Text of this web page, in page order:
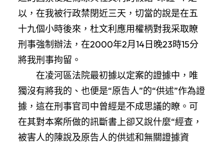
以，在我被行政禁閉近三天，切當的說是在五
十九個小時後來，杜文利應用權柄對我采取瞭
刑事強制辦法，在2000年2月14日晚23時15分
將我刑事拘留。
在凌河區法院最初據以定案的證據中，唯
獨沒有將我的、也便是“原告人”的“供述”作為證
據，這在刑事官司中曾經是不成思議的瞭。可
在其對本案所做的訊斷書上卻又說什麼“經查，
被害人的陳說及原告人的供述和無關證據資